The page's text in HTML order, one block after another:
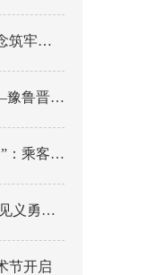
全防线
高速就“入戏”
“入戏”千年
学施救
节开启